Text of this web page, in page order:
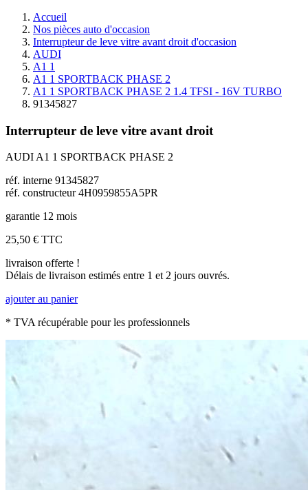
Accueil
Nos pièces auto d'occasion
Interrupteur de leve vitre avant droit d'occasion
AUDI
A1 1
A1 1 SPORTBACK PHASE 2
A1 1 SPORTBACK PHASE 2 1.4 TFSI - 16V TURBO
91345827
Interrupteur de leve vitre avant droit
AUDI A1 1 SPORTBACK PHASE 2
réf. interne 91345827
réf. constructeur 4H0959855A5PR
garantie 12 mois
25,50 € TTC
livraison offerte !
Délais de livraison estimés entre 1 et 2 jours ouvrés.
ajouter au panier
* TVA récupérable pour les professionnels